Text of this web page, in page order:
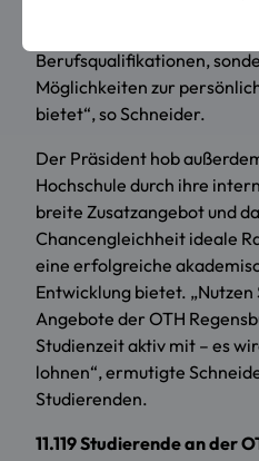
eine moderne,
Berufsqualifikationen,
Möglichkeiten zur
bietet“, so Schneider.
Der Präsident hob
Hochschule durch ihre
breite Zusatzangebot und
Chancengleichheit ideale
eine erfolgreiche
Entwicklung bietet.
Angebote der OTH
Studienzeit aktiv mit – es
lohnen“, ermutigte
Studierenden.
11.119 Studierende an der